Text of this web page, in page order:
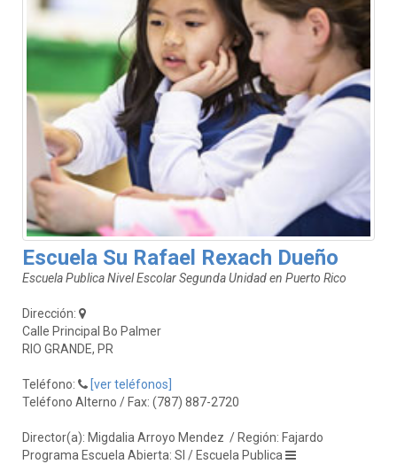
Escuela Su Rafael Rexach Dueño
Escuela Publica Nivel Escolar Segunda Unidad en Puerto Rico
Dirección:
Calle Principal Bo Palmer
RIO GRANDE, PR
Teléfono:
[ver teléfonos]
Teléfono Alterno / Fax: (787) 887-2720
Director(a): Migdalia Arroyo Mendez / Región: Fajardo
Programa Escuela Abierta: SI / Escuela Publica